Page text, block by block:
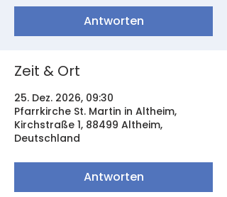
Antworten
Zeit & Ort
25. Dez. 2026, 09:30
Pfarrkirche St. Martin in Altheim,
Kirchstraße 1, 88499 Altheim,
Deutschland
Antworten